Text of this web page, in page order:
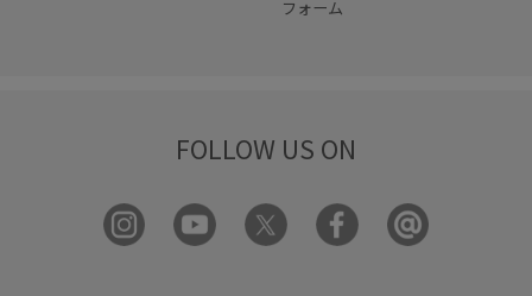
フォーム
FOLLOW US ON